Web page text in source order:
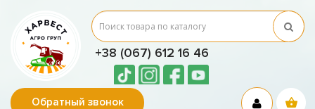
+38 (067) 612 16 46
Обратный звонок